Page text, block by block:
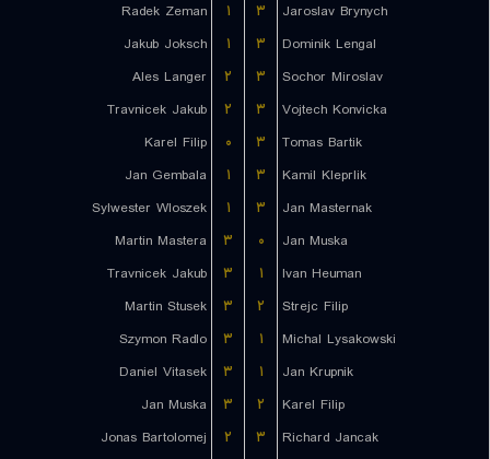
Radek Zeman
۱ ۳
Jaroslav Brynych
Jakub Joksch
۱ ۳
Dominik Lengal
Ales Langer
۲ ۳
Sochor Miroslav
Travnicek Jakub
۲ ۳
Vojtech Konvicka
Karel Filip
۰ ۳
Tomas Bartik
Jan Gembala
۱ ۳
Kamil Kleprlik
Sylwester Wloszek
۱ ۳
Jan Masternak
Martin Mastera
۳ ۰
Jan Muska
Travnicek Jakub
۳ ۱
Ivan Heuman
Martin Stusek
۳ ۲
Strejc Filip
Szymon Radlo
۳ ۱
Michal Lysakowski
Daniel Vitasek
۳ ۱
Jan Krupnik
Jan Muska
۳ ۲
Karel Filip
Jonas Bartolomej
۲ ۳
Richard Jancak